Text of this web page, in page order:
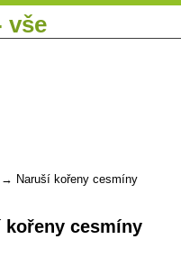
vše
Naruší kořeny cesmíny
kořeny cesmíny